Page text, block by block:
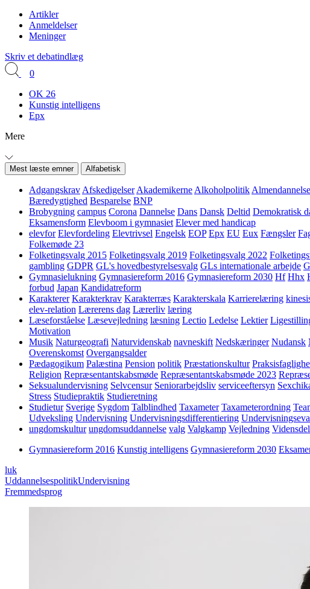
Artikler
Anmeldelser
Meninger
Skriv et debatindlæg
0
OK 26
Kunstig intelligens
Epx
Mere
Mest læste emner Alfabetisk
Adgangskrav Afskedigelser Akademikerne Alkoholpolitik Almendannelse
Bæredygtighed Besparelse BNP
Brobygning campus Corona Dannelse Dans Dansk Deltid Demokratisk
Eksamensform Elevboom i gymnasiet Elever med handicap
elevfor Elevfordeling Elevtrivsel Engelsk EOP Epx EU Eux Fængsler
Folkemøde 23
Folketingsvalg 2015 Folketingsvalg 2019 Folketingsvalg 2022
gambling GDPR GL's hovedbestyrelsesvalg GLs internationale arbejde
Gymnasielukning Gymnasiereform 2016 Gymnasiereform 2030 Hf Hhx
forbud Japan Kandidatreform
Karakterer Karakterkrav Karakterræs Karakterskala Karrierelæring
elev-relation Lærerens dag Lærerliv læring
Læseforståelse Læsevejledning læsning Lectio Ledelse Lektier
Motivation
Musik Naturgeografi Naturvidenskab navneskift Nedskæringer Nudansk
Overenskomst Overgangsalder
Pædagogikum Palæstina Pension politik Præstationskultur
Religion Repræsentantskabsmøde Repræsentantskabsmøde 2023
Seksualundervisning Selvcensur Seniorarbejdsliv serviceeftersyn
Stress Studiepraktik Studieretning
Studietur Sverige Sygdom Talblindhed Taxameter Taxameterordning
Udveksling Undervisning Undervisningsdifferentiering
ungdomskultur ungdomsuddannelse valg Valgkamp Vejledning
Gymnasiereform 2016 Kunstig intelligens Gymnasiereform 2030
luk
UddannelsespolitikUndervisning
Fremmedsprog